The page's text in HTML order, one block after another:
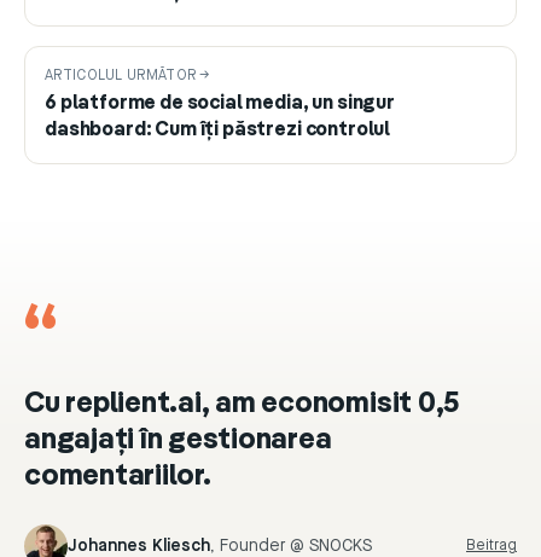
ARTICOLUL URMĂTOR →
6 platforme de social media, un singur
dashboard: Cum îți păstrezi controlul
“
Cu replient.ai, am economisit 0,5
angajați în gestionarea
comentariilor.
Johannes Kliesch, Founder @ SNOCKS Beitrag